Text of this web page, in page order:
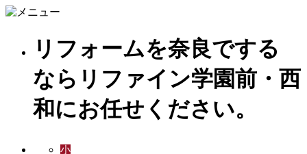
リフォームを奈良でする
ならリファイン学園前・西
和にお任せください。
小